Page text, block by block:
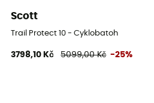
Scott
Trail Protect 10 - Cyklobatoh
3798,10 Kč 5099,00 Kč -25%